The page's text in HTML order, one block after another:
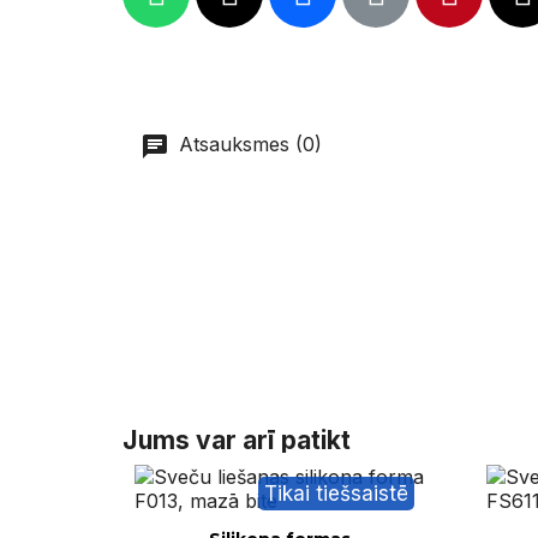
Atsauksmes (0)
Jums var arī patikt
Tikai tiešsaistē